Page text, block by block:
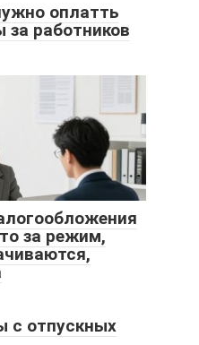
оплатть
за работников
за режим,
с отпускных